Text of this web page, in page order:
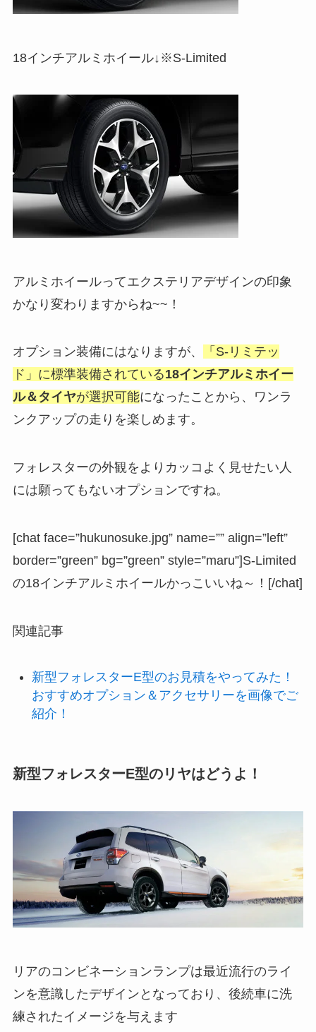
18インチアルミホイール↓※S-Limited
アルミホイールってエクステリアデザインの印象
かなり変わりますからね~~！
オプション装備にはなりますが、
「S-リミテッ
ド」に標準装備されている18インチアルミホイー
ル＆タイヤが選択可能になったことから、ワンラ
ンクアップの走りを楽しめます。
フォレスターの外観をよりカッコよく見せたい人
には願ってもないオプションですね。
[chat face=”hukunosuke.jpg” name=”” align=”left”
border=”green” bg=”green” style=”maru”]S-Limited
の18インチアルミホイールかっこいいね～！[/chat]
関連記事
新型フォレスターE型のお見積をやってみた！
おすすめオプション＆アクセサリーを画像でご
紹介！
新型フォレスターE型のリヤはどうよ！
リアのコンビネーションランプは最近流行のライ
ンを意識したデザインとなっており、後続車に洗
練されたイメージを与えます